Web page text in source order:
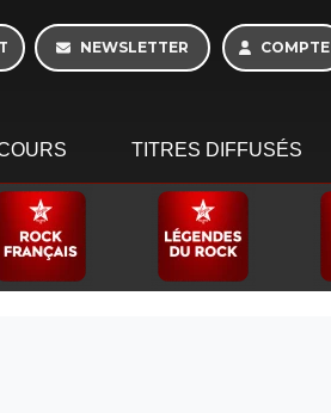
NEWSLETTER COMPTE
TITRES DIFFUSÉS